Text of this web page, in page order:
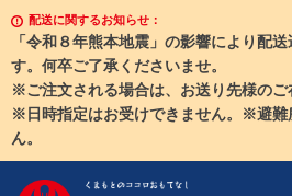
配送に関するお知らせ：
「令和８年熊本地震」の影響により配
す。何卒ご了承くださいませ。
※ご注文される場合は、お送り先様のご
※日時指定はお受けできません。※避難
ん。